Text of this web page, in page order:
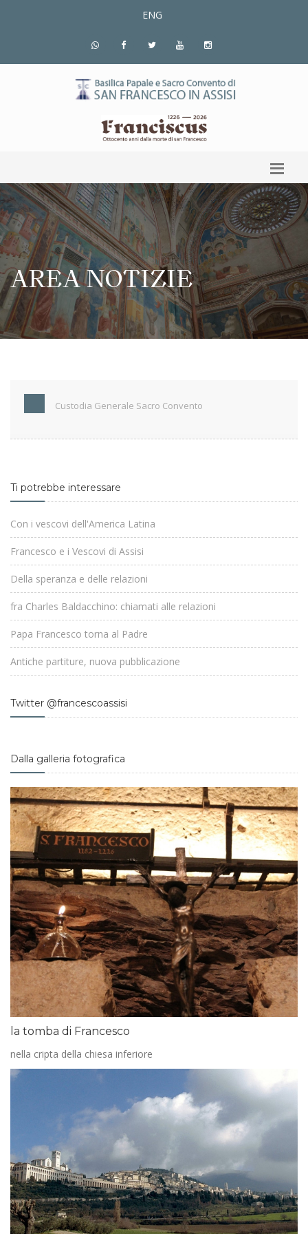
ENG
AREA NOTIZIE
Custodia Generale Sacro Convento
Ti potrebbe interessare
Con i vescovi dell'America Latina
Francesco e i Vescovi di Assisi
Della speranza e delle relazioni
fra Charles Baldacchino: chiamati alle relazioni
Papa Francesco torna al Padre
Antiche partiture, nuova pubblicazione
Twitter @francescoassisi
Dalla galleria fotografica
la tomba di Francesco
nella cripta della chiesa inferiore